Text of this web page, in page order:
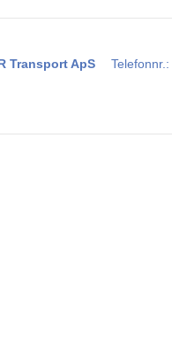
Transport ApS Telefonnr. :